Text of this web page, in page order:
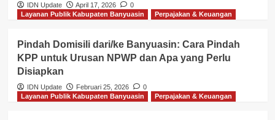
IDN Update April 17, 2026
0
Layanan Publik Kabupaten Banyuasin
Perpajakan & Keuangan
Pindah Domisili dari/ke Banyuasin: Cara Pindah
KPP untuk Urusan NPWP dan Apa yang Perlu
Disiapkan
IDN Update Februari 25, 2026
0
Layanan Publik Kabupaten Banyuasin
Perpajakan & Keuangan